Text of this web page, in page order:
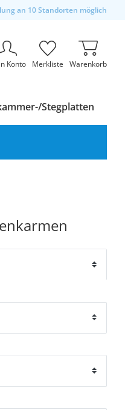
an 10 Standorten möglich
Konto Merkliste Warenkorb
Stegplatten